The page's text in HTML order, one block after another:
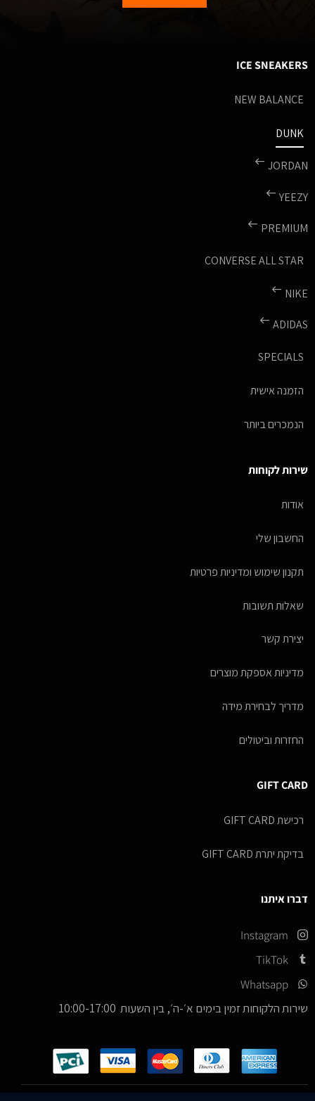
ICE SNEAKERS
NEW BALANCE
DUNK
JORDAN
YEEZY
PREMIUM
CONVERSE ALL STAR
NIKE
ADIDAS
SPECIALS
הזמנה אישית
הנמכרים ביותר
שירות לקוחות
אודות
החשבון שלי
תקנון שימוש ומדיניות פרטיות
שאלות תשובות
יצירת קשר
מדיניות אספקת מוצרים
מדריך לבחירת מידה
החזרות וביטולים
GIFT CARD
רכישת GIFT CARD
בדיקת יתרת GIFT CARD
דברו איתנו
Instagram
TikTok
Whatsapp
שירות הלקוחות זמין בימים א׳-ה׳, בין השעות 10:00-17:00